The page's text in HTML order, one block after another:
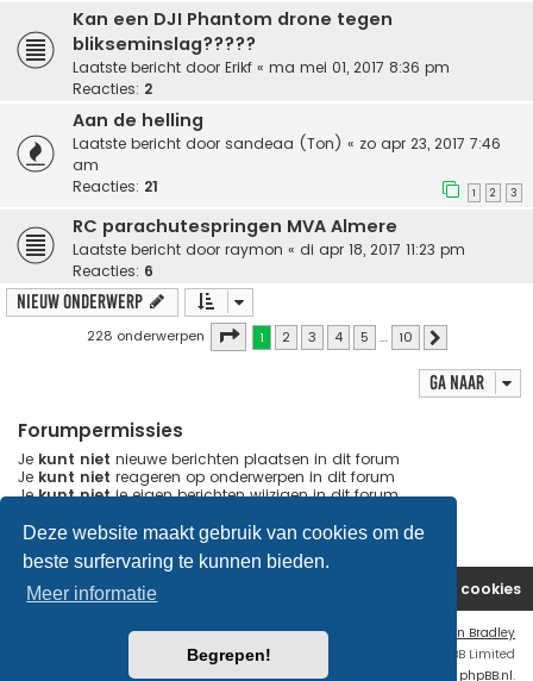
Deze website maakt gebruik van cookies om de
beste surfervaring te kunnen bieden.
Meer informatie
Begrepen!
Kan een DJI Phantom drone tegen
blikseminslag?????
Laatste bericht door Erikf « ma mei 01, 2017 8:36 pm
Reacties: 2
Aan de helling
Laatste bericht door sandeaa (Ton) « zo apr 23, 2017 7:46
am
Reacties: 21 1 2 3
RC parachutespringen MVA Almere
Laatste bericht door raymon « di apr 18, 2017 11:23 pm
Reacties: 6
Nieuw onderwerp
228 onderwerpen Pagina van 10
1 2 3 4 5 … 10
Ga naar
Forumpermissies
Je kunt niet nieuwe berichten plaatsen in dit forum
Je kunt niet reageren op onderwerpen in dit forum
Jekunt nietje eigen berichten wijzigen in dit forum
Jekunt geenbijlagen plaatsen in dit forum
Website Forum Verwijder cookies
Ian Bradley
Powered byphpBB
® Forum Software © phpBB Limited
Nederlandse vertaling door phpBB.nl.